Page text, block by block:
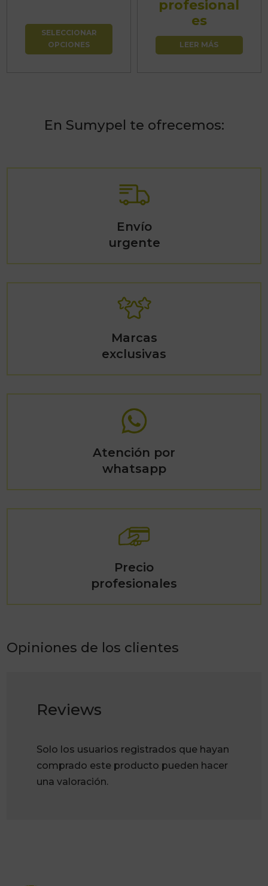
desde
SELECCIONAR
OPCIONES
de
producto
profesional
es
LEER MÁS
En Sumypel te ofrecemos:
Envío
urgente
Marcas
exclusivas
Atención por
whatsapp
Precio
profesionales
Opiniones de los clientes
Reviews
Solo los usuarios registrados que hayan
comprado este producto pueden hacer
una valoración.